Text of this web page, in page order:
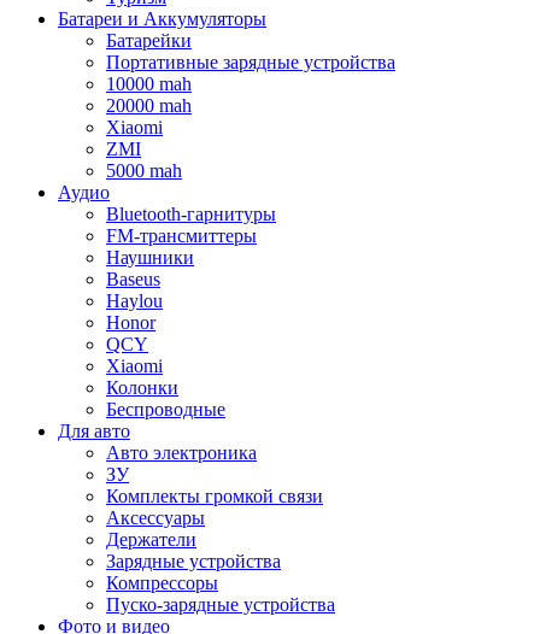
Батареи и Аккумуляторы
Батарейки
Портативные зарядные устройства
10000 mah
20000 mah
Xiaomi
ZMI
5000 mah
Аудио
Bluetooth-гарнитуры
FM-трансмиттеры
Наушники
Baseus
Haylou
Honor
QCY
Xiaomi
Колонки
Беспроводные
Для авто
Авто электроника
ЗУ
Комплекты громкой связи
Аксессуары
Держатели
Зарядные устройства
Компрессоры
Пуско-зарядные устройства
Фото и видео